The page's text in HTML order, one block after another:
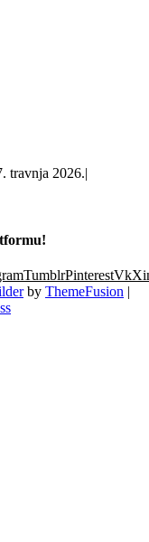
travnja 2026.|
TumblrPinterestVk
by ThemeFusion |